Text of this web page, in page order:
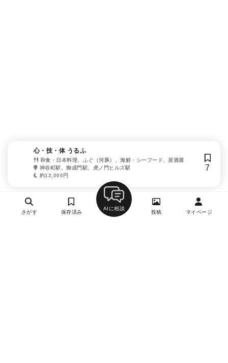
心・技・体 うるふ
和食・日本料理、ふぐ（河豚）、海鮮・シーフード、居酒屋
神谷町駅、御成門駅、虎ノ門ヒルズ駅
約12,000円
7
さがす 保存済み
AIに相談
投稿 マイページ